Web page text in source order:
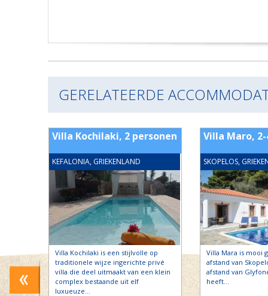
GERELATEERDE
Villa Kochilaki, 2 personen
KEFALONIA, GRIEKENLAND
Villa Kochilaki is een stijlvolle op
traditionele wijze ingerichte privé
villa die deel uitmaakt van een klein
complex bestaande uit elf
luxueuze…
Villa Maro,
SKOPELOS,
Villa Mara is mooi
afstand van
afstand van
heeft…